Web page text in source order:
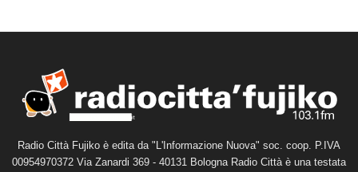
Radio Città Fujiko è edita da "L'Informazione Nuova" soc. coop. P.IVA
00954970372 Via Zanardi 369 - 40131 Bologna Radio Città è una testata